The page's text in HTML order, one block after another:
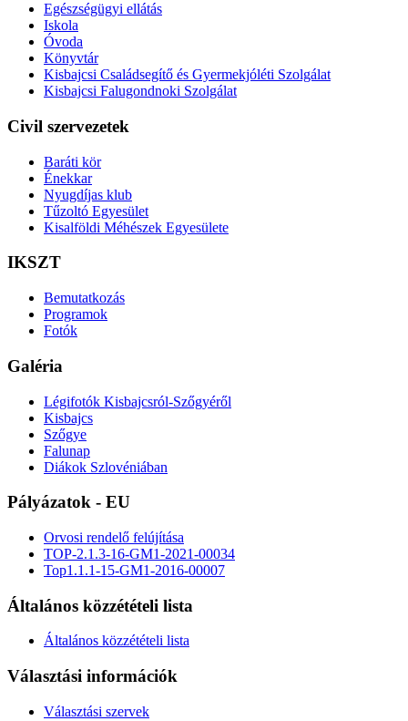
Egészségügyi ellátás
Iskola
Óvoda
Könyvtár
Kisbajcsi Családsegítő és Gyermekjóléti Szolgálat
Kisbajcsi Falugondnoki Szolgálat
Civil szervezetek
Baráti kör
Énekkar
Nyugdíjas klub
Tűzoltó Egyesület
Kisalföldi Méhészek Egyesülete
IKSZT
Bemutatkozás
Programok
Fotók
Galéria
Légifotók Kisbajcsról-Szőgyéről
Kisbajcs
Szőgye
Falunap
Diákok Szlovéniában
Pályázatok - EU
Orvosi rendelő felújítása
TOP-2.1.3-16-GM1-2021-00034
Top1.1.1-15-GM1-2016-00007
Általános közzétételi lista
Általános közzétételi lista
Választási információk
Választási szervek